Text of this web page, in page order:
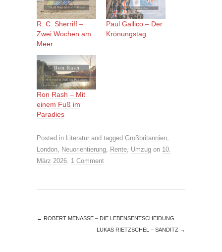
R. C. Sherriff –
Zwei Wochen am
Meer
Paul Gallico – Der
Krönungstag
Ron Rash – Mit
einem Fuß im
Paradies
Posted in Literatur and tagged Großbritannien
London
Neuorientierung Rente Umzug on 10.
März 2026 1 Comment
← ROBERT MENASSE – DIE LEBENSENTSCHEIDUNG
LUKAS RIETZSCHEL – SANDITZ →